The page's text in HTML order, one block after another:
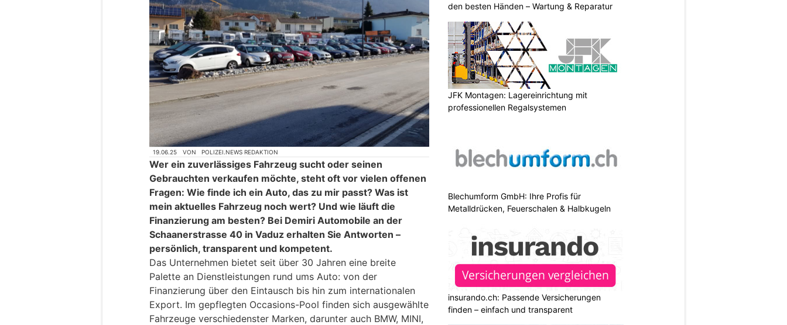
19.06.25 VON POLIZEI.NEWS REDAKTION
Wer ein zuverlässiges Fahrzeug sucht oder seinen
Gebrauchten verkaufen möchte, steht oft vor vielen offenen
Fragen: Wie finde ich ein Auto, das zu mir passt? Was ist
mein aktuelles Fahrzeug noch wert? Und wie läuft die
Finanzierung am besten? Bei Demiri Automobile an der
Schaanerstrasse 40 in Vaduz erhalten Sie Antworten –
persönlich, transparent und kompetent.
Das Unternehmen bietet seit über 30 Jahren eine breite
Palette an Dienstleistungen rund ums Auto: von der
Finanzierung über den Eintausch bis hin zum internationalen
Export. Im gepflegten Occasions-Pool finden sich ausgewählte
Fahrzeuge verschiedenster Marken, darunter auch BMW, MINI,
den besten Händen – Wartung & Reparatur
JFK Montagen: Lagereinrichtung mit
professionellen Regalsystemen
Blechumform GmbH: Ihre Profis für
Metalldrücken, Feuerschalen & Halbkugeln
insurando.ch: Passende Versicherungen
finden – einfach und transparent